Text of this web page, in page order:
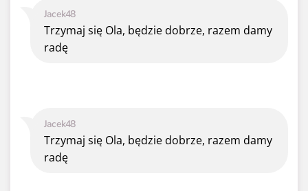
Jacek48
Trzymaj się Ola, będzie dobrze, razem damy
radę
Jacek48
Trzymaj się Ola, będzie dobrze, razem damy
radę